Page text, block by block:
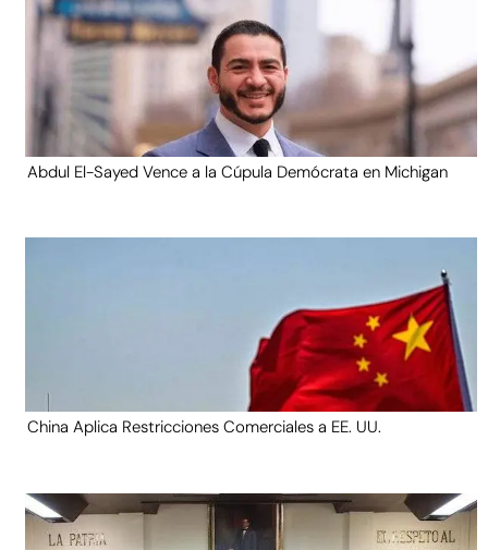
Abdul El-Sayed Vence a la Cúpula Demócrata en Michigan
China Aplica Restricciones Comerciales a EE. UU.